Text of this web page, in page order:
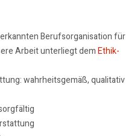
Berufsorganisation für
Arbeit unterliegt demEthik-
wahrheitsgemäß, qualitativ